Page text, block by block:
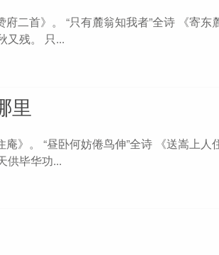
二首》。 “只有麓翁知我者”全诗 《寄东
又残。 只...
里
》。 “昼卧何妨倦鸟伸”全诗 《送嵩上人
供毕华功...